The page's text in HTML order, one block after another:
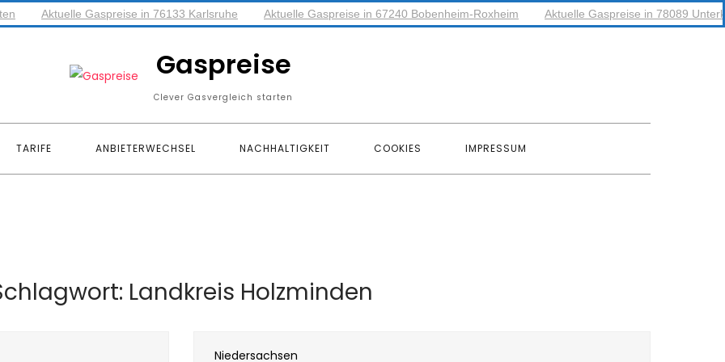
Aktuelle Gaspreise in 76133 Karlsruhe Aktuelle Gaspreise in 67240 Bobenheim-Roxheim Aktuelle Gaspreise in 78089
Gaspreise
Clever Gasvergleich starten
TARIFE ANBIETERWECHSEL NACHHALTIGKEIT COOKIES IMPRESSUM
Landkreis Holzminden
Niedersachsen